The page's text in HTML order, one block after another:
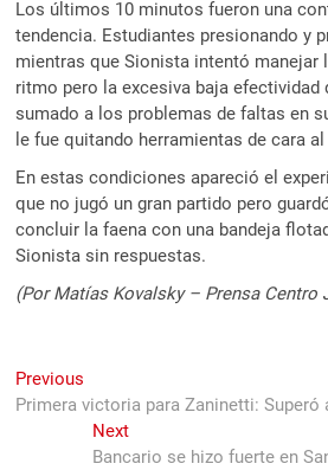
Los últimos 10 minutos fueron una
tendencia. Estudiantes presionando y
mientras que Sionista intentó manejar
ritmo pero la excesiva baja efectividad
sumado a los problemas de faltas en
le fue quitando herramientas de cara
En estas condiciones apareció el
que no jugó un gran partido pero
concluir la faena con una bandeja
Sionista sin respuestas.
(Por Matías Kovalsky – Prensa Centro
Navegación
de
entradas
Previous
post:
Primera victoria para Zaninetti: Superó
NextNext
post:
Bancario se hizo fuerte en